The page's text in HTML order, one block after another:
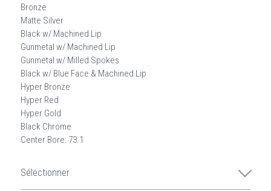
Bronze
Matte Silver
Black w/ Machined Lip
Gunmetal w/ Machined Lip
Gunmetal w/ Milled Spokes
Black w/ Blue Face & Machined Lip
Hyper Bronze
Hyper Red
Hyper Gold
Black Chrome
Center Bore: 73.1
Sélectionner